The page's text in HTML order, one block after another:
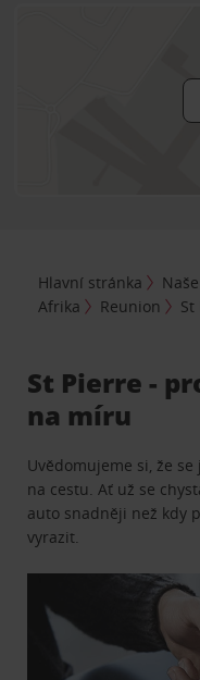
Hlavní stránka
Afrika
Reunion St
St Pierre -
na míru
Uvědomujeme si, že
na cestu. Ať už se
auto snadněji než kdy
vyrazit.